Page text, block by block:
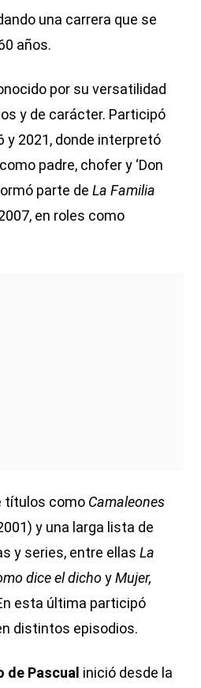
una carrera que se
años.
por su versatilidad
y de carácter. Participó
y 2021, donde interpretó
padre, chofer y ‘Don
parte deLa Familia
en roles como
títulos como Camaleones
y una larga lista de
y series, entre ellasLa
dice el dichoyMujer,
esta última participó
distintos episodios.
de Pascual inició desde la